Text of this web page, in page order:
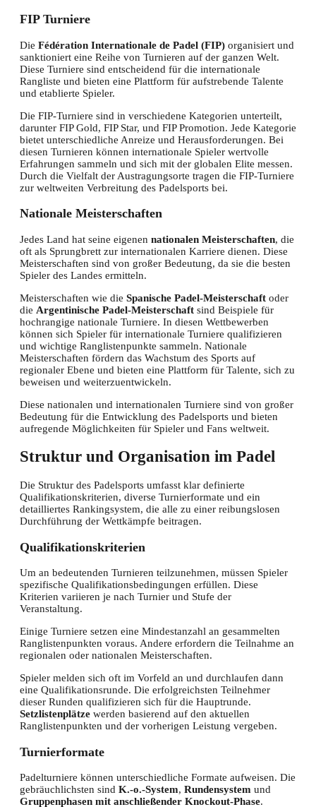
FIP Turniere
Die Fédération Internationale de Padel (FIP) organisiert und
sanktioniert eine Reihe von Turnieren auf der ganzen Welt.
Diese Turniere sind entscheidend für die internationale
Rangliste und bieten eine Plattform für aufstrebende Talente
und etablierte Spieler.
Die FIP-Turniere sind in verschiedene Kategorien unterteilt,
darunter FIP Gold, FIP Star, und FIP Promotion. Jede Kategorie
bietet unterschiedliche Anreize und Herausforderungen. Bei
diesen Turnieren können internationale Spieler wertvolle
Erfahrungen sammeln und sich mit der globalen Elite messen.
Durch die Vielfalt der Austragungsorte tragen die FIP-Turniere
zur weltweiten Verbreitung des Padelsports bei.
Nationale Meisterschaften
Jedes Land hat seine eigenen nationalen Meisterschaften, die
oft als Sprungbrett zur internationalen Karriere dienen. Diese
Meisterschaften sind von großer Bedeutung, da sie die besten
Spieler des Landes ermitteln.
Meisterschaften wie die Spanische Padel-Meisterschaft oder
die Argentinische Padel-Meisterschaft sind Beispiele für
hochrangige nationale Turniere. In diesen Wettbewerben
können sich Spieler für internationale Turniere qualifizieren
und wichtige Ranglistenpunkte sammeln. Nationale
Meisterschaften fördern das Wachstum des Sports auf
regionaler Ebene und bieten eine Plattform für Talente, sich zu
beweisen und weiterzuentwickeln.
Diese nationalen und internationalen Turniere sind von großer
Bedeutung für die Entwicklung des Padelsports und bieten
aufregende Möglichkeiten für Spieler und Fans weltweit.
Struktur und Organisation im Padel
Die Struktur des Padelsports umfasst klar definierte
Qualifikationskriterien, diverse Turnierformate und ein
detailliertes Rankingsystem, die alle zu einer reibungslosen
Durchführung der Wettkämpfe beitragen.
Qualifikationskriterien
Um an bedeutenden Turnieren teilzunehmen, müssen Spieler
spezifische Qualifikationsbedingungen erfüllen. Diese
Kriterien variieren je nach Turnier und Stufe der
Veranstaltung.
Einige Turniere setzen eine Mindestanzahl an gesammelten
Ranglistenpunkten voraus. Andere erfordern die Teilnahme an
regionalen oder nationalen Meisterschaften.
Spieler melden sich oft im Vorfeld an und durchlaufen dann
eine Qualifikationsrunde. Die erfolgreichsten Teilnehmer
dieser Runden qualifizieren sich für die Hauptrunde.
Setzlistenplätze werden basierend auf den aktuellen
Ranglistenpunkten und der vorherigen Leistung vergeben.
Turnierformate
Padelturniere können unterschiedliche Formate aufweisen. Die
gebräuchlichsten sind K.-o.-System, Rundensystem und
Gruppenphasen mit anschließender Knockout-Phase.